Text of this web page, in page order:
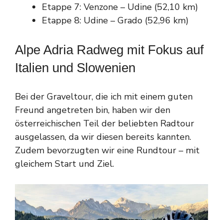
Etappe 7: Venzone – Udine (52,10 km)
Etappe 8: Udine – Grado (52,96 km)
Alpe Adria Radweg mit Fokus auf
Italien und Slowenien
Bei der Graveltour, die ich mit einem guten
Freund angetreten bin, haben wir den
österreichischen Teil der beliebten Radtour
ausgelassen, da wir diesen bereits kannten.
Zudem bevorzugten wir eine Rundtour – mit
gleichem Start und Ziel.